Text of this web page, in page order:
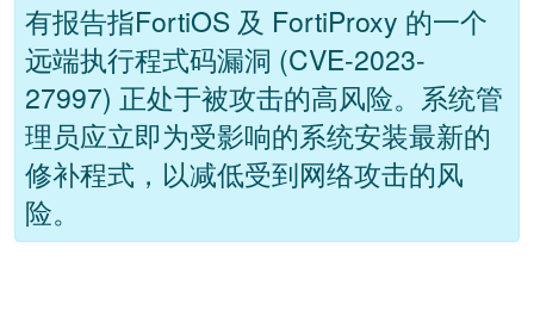
有报告指FortiOS 及 FortiProxy 的一个
远端执行程式码漏洞 (CVE-2023-
27997) 正处于被攻击的高风险。系统管
理员应立即为受影响的系统安装最新的
修补程式，以减低受到网络攻击的风
险。